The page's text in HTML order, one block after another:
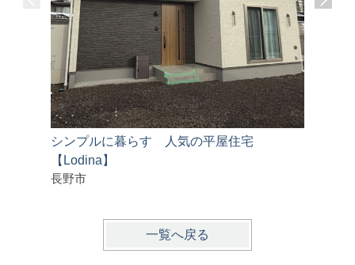
シンプルに暮らす 人気の平屋住宅
【Lodina】
長野市
一覧へ戻る